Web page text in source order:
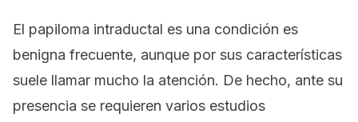
El papiloma intraductal es una condición es
benigna frecuente, aunque por sus características
suele llamar mucho la atención. De hecho, ante su
presencia se requieren varios estudios